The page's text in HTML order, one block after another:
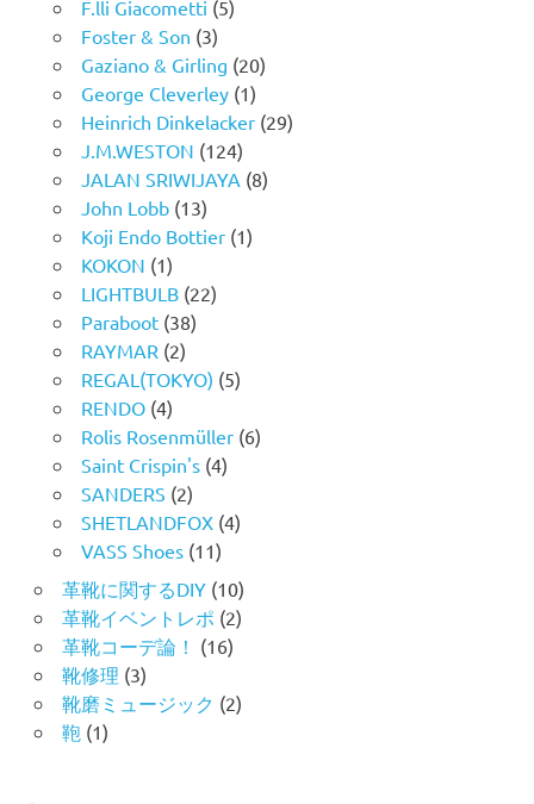
F.lli Giacometti (5)
Foster & Son (3)
Gaziano & Girling (20)
George Cleverley(1)
Heinrich Dinkelacker(29)
J.M.WESTON (124)
JALAN SRIWIJAYA (8)
John Lobb(13)
Koji Endo Bottier(1)
KOKON (1)
LIGHTBULB(22)
Paraboot(38)
RAYMAR (2)
REGAL(TOKYO) (5)
RENDO(4)
Rolis Rosenmüller(6)
Saint Crispin's(4)
SANDERS (2)
SHETLANDFOX(4)
VASS Shoes(11)
革靴に関するDIY(10)
革靴イベントレポ (2)
革靴コーデ論！ (16)
靴修理 (3)
靴磨ミュージック (2)
鞄 (1)